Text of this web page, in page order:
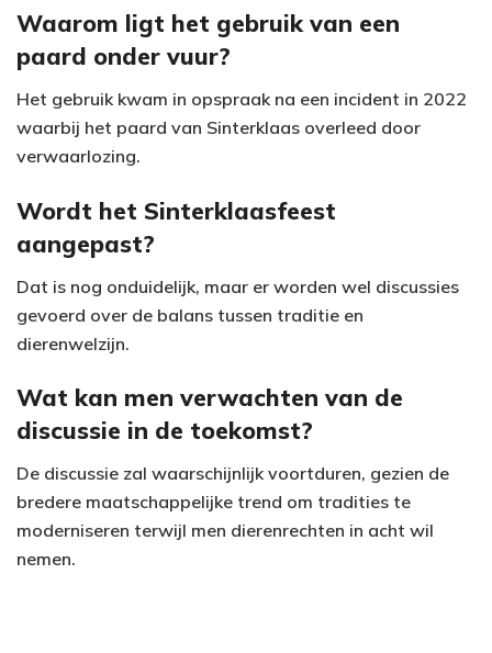
Waarom ligt het gebruik van een
paard onder vuur?
Het gebruik kwam in opspraak na een incident in 2022
waarbij het paard van Sinterklaas overleed door
verwaarlozing.
Wordt het Sinterklaasfeest
aangepast?
Dat is nog onduidelijk, maar er worden wel discussies
gevoerd over de balans tussen traditie en
dierenwelzijn.
Wat kan men verwachten van de
discussie in de toekomst?
De discussie zal waarschijnlijk voortduren, gezien de
bredere maatschappelijke trend om tradities te
moderniseren terwijl men dierenrechten in acht wil
nemen.